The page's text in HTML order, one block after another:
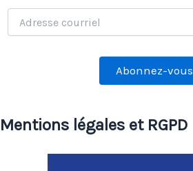
Adresse
courriel
Abonnez-vous
Mentions légales et RGPD